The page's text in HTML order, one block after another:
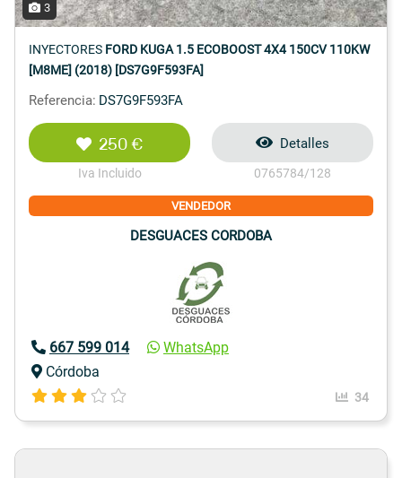
3
INYECTORES FORD KUGA 1.5 ECOBOOST 4X4 150CV 110KW
[M8ME] (2018) [DS7G9F593FA]
Referencia: DS7G9F593FA
250 €
Iva Incluido
Detalles
0765784/128
VENDEDOR
DESGUACES CORDOBA
667 599 014
WhatsApp
Córdoba
34